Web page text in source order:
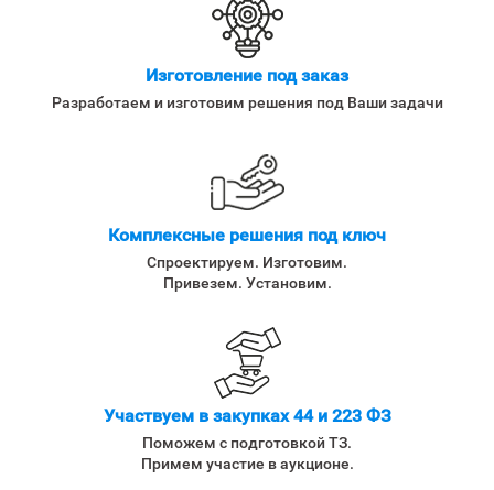
Изготовление под заказ
Разработаем и изготовим решения под Ваши задачи
Комплексные решения под ключ
Спроектируем. Изготовим.
Привезем. Установим.
Участвуем в закупках 44 и 223 ФЗ
Поможем с подготовкой ТЗ.
Примем участие в аукционе.